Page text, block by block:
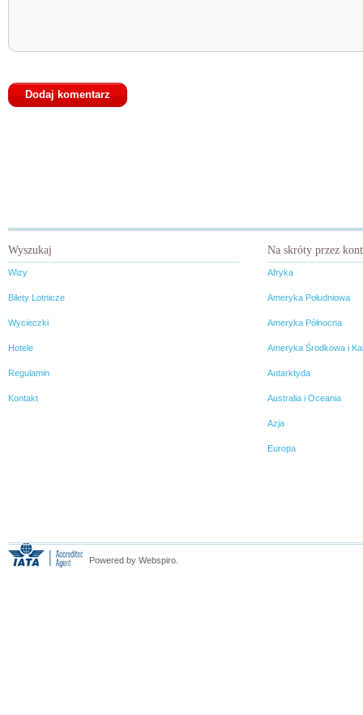
Wyszukaj
Wizy
Bilety Lotnicze
Wycieczki
Hotele
Regulamin
Kontakt
Na skróty przez
Afryka
Ameryka Południowa
Ameryka Północna
Ameryka Środkowa i
Antarktyda
Australia i Oceania
Azja
Europa
Powered by Webspiro.